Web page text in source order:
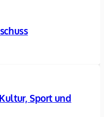
Sport und